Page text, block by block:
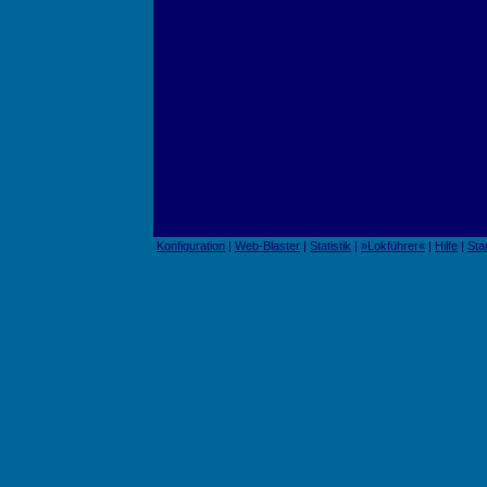
Konfiguration | Web-Blaster | Statistik | »Lokführer« | Hilfe |